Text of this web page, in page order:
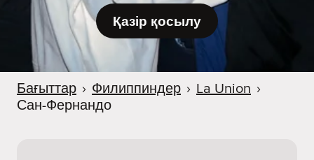
Қазір қосылу
Бағыттар › Филиппиндер › La Union ›
Сан-Фернандо